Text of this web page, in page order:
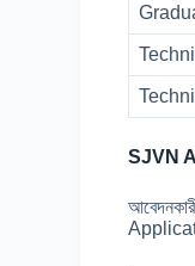
SJVN